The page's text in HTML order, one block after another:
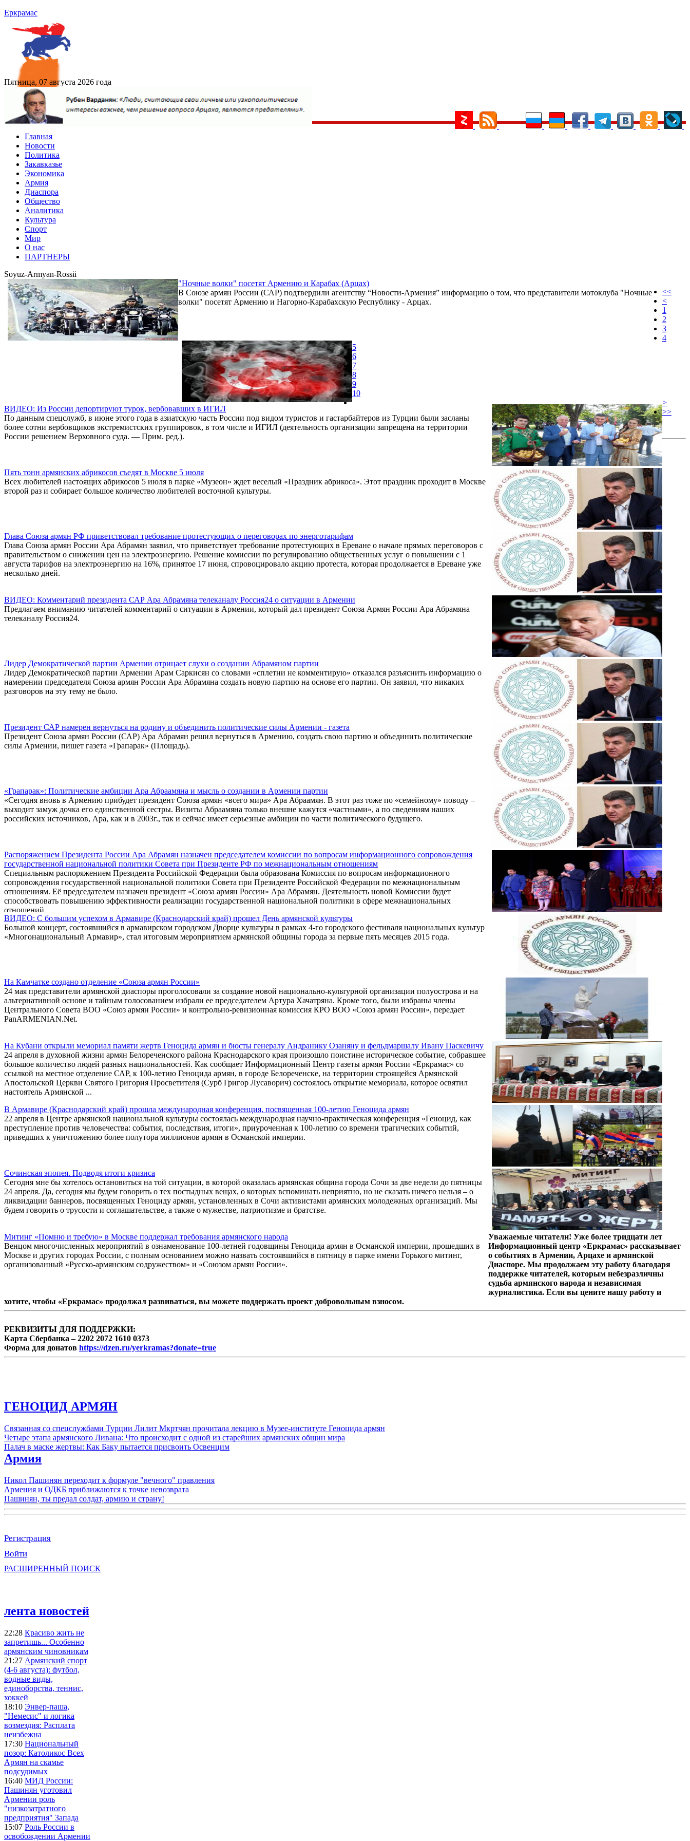
Еркрамас
Пятница, 07 августа 2026 года
Главная
Новости
Политика
Закавказье
Экономика
Армия
Диаспора
Общество
Аналитика
Культура
Спорт
Мир
О нас
ПАРТНЕРЫ
Soyuz-Armyan-Rossii
"Ночные волки" посетят Армению и Карабах (Арцах)
В Союзе армян России (САР) подтвердили агентству “Новости-Армения” информацию о том, что представители мотоклуба "Ночные
волки" посетят Армению и Нагорно-Карабахскую Республику - Арцах.
ВИДЕО: Из России депортируют турок, вербовавших в ИГИЛ
По данным спецслужб, в июне этого года в азиатскую часть России под видом туристов и гастарбайтеров из Турции были засланы
более сотни вербовщиков экстремистских группировок, в том числе и ИГИЛ (деятельность организации запрещена на территории
России решением Верховного суда. — Прим. ред.).
Пять тонн армянских абрикосов съедят в Москве 5 июля
Всех любителей настоящих абрикосов 5 июля в парке «Музеон» ждет веселый «Праздник абрикоса». Этот праздник проходит в Москве
второй раз и собирает большое количество любителей восточной культуры.
Глава Союза армян РФ приветствовал требование протестующих о переговорах по энерготарифам
Глава Союза армян России Ара Абрамян заявил, что приветствует требование протестующих в Ереване о начале прямых переговоров с
правительством о снижении цен на электроэнергию. Решение комиссии по регулированию общественных услуг о повышении с 1
августа тарифов на электроэнергию на 16%, принятое 17 июня, спровоцировало акцию протеста, которая продолжается в Ереване уже
несколько дней.
ВИДЕО: Комментарий президента САР Ара Абрамяна телеканалу Россия24 о ситуации в Армении
Предлагаем вниманию читателей комментарий о ситуации в Армении, который дал президент Союза Армян России Ара Абрамяна
телеканалу Россия24.
Лидер Демократической партии Армении отрицает слухи о создании Абрамяном партии
Лидер Демократической партии Армении Арам Саркисян со словами «сплетни не комментирую» отказался разъяснить информацию о
намерении председателя Союза армян России Ара Абрамяна создать новую партию на основе его партии. Он заявил, что никаких
разговоров на эту тему не было.
Президент САР намерен вернуться на родину и объединить политические силы Армении - газета
Президент Союза армян России (САР) Ара Абрамян решил вернуться в Армению, создать свою партию и объединить политические
силы Армении, пишет газета «Грапарак» (Площадь).
«Грапарак»: Политические амбиции Ара Абраамяна и мысль о создании в Армении партии
«Сегодня вновь в Армению прибудет президент Союза армян «всего мира» Ара Абраамян. В этот раз тоже по «семейному» поводу –
выходит замуж дочка его единственной сестры. Визиты Абраамяна только внешне кажутся «частными», а по сведениям наших
российских источников, Ара, как и в 2003г., так и сейчас имеет серьезные амбиции по части политического будущего.
Распоряжением Президента России Ара Абрамян назначен председателем комиссии по вопросам информационного сопровождения
государственной национальной политики Совета при Президенте РФ по межнациональным отношениям
Специальным распоряжением Президента Российской Федерации была образована Комиссия по вопросам информационного
сопровождения государственной национальной политики Совета при Президенте Российской Федерации по межнациональным
отношениям. Её председателем назначен президент «Союза армян России» Ара Абрамян. Деятельность новой Комиссии будет
способствовать повышению эффективности реализации государственной национальной политики в сфере межнациональных
отношений.
ВИДЕО: С большим успехом в Армавире (Краснодарский край) прошел День армянской культуры
Большой концерт, состоявшийся в армавирском городском Дворце культуры в рамках 4-го городского фестиваля национальных культур
«Многонациональный Армавир», стал итоговым мероприятием армянской общины города за первые пять месяцев 2015 года.
На Камчатке создано отделение «Союза армян России»
24 мая представители армянской диаспоры проголосовали за создание новой национально-культурной организации полуострова и на
альтернативной основе и тайным голосованием избрали ее председателем Артура Хачатряна. Кроме того, были избраны члены
Центрального Совета ВОО «Союз армян России» и контрольно-ревизионная комиссия КРО ВОО «Союз армян России», передает
PanARMENIAN.Net.
На Кубани открыли мемориал памяти жертв Геноцида армян и бюсты генералу Андранику Озаняну и фельдмаршалу Ивану Паскевичу
24 апреля в духовной жизни армян Белореченского района Краснодарского края произошло поистине историческое событие, собравшее
большое количество людей разных национальностей. Как сообщает Информационный Центр газеты армян России «Еркрамас» со
ссылкой на местное отделение САР, к 100-летию Геноцида армян, в городе Белореченске, на территории строящейся Армянской
Апостольской Церкви Святого Григория Просветителя (Сурб Григор Лусаворич) состоялось открытие мемориала, которое освятил
настоятель Армянской ...
В Армавире (Краснодарский край) прошла международная конференция, посвященная 100-летию Геноцида армян
22 апреля в Центре армянской национальной культуры состоялась международная научно-практическая конференция «Геноцид, как
преступление против человечества: события, последствия, итоги», приуроченная к 100-летию со времени трагических событий,
приведших к уничтожению более полутора миллионов армян в Османской империи.
Сочинская эпопея. Подводя итоги кризиса
Сегодня мне бы хотелось остановиться на той ситуации, в которой оказалась армянская община города Сочи за две недели до пятницы
24 апреля. Да, сегодня мы будем говорить о тех постыдных вещах, о которых вспоминать неприятно, но не сказать ничего нельзя – о
ликвидации баннеров, посвященных Геноциду армян, установленных в Сочи активистами армянских молодежных организаций. Мы
будем говорить о трусости и соглашательстве, а также о мужестве, патриотизме и братстве.
Митинг «Помню и требую» в Москве поддержал требования армянского народа
Венцом многочисленных мероприятий в ознаменование 100-летней годовщины Геноцида армян в Османской империи, прошедших в
Москве и других городах России, с полным основанием можно назвать состоявшийся в пятницу в парке имени Горького митинг,
организованный «Русско-армянским содружеством» и «Союзом армян России».
<<
<
1
2
3
4
5
6
7
8
9
10
>
>>
Уважаемые читатели! Уже более тридцати лет
Информационный центр «Еркрамас» рассказывает
о событиях в Армении, Арцахе и армянской
Диаспоре. Мы продолжаем эту работу благодаря
поддержке читателей, которым небезразличны
судьба армянского народа и независимая
журналистика. Если вы цените нашу работу и
хотите, чтобы «Еркрамас» продолжал развиваться, вы можете поддержать проект добровольным взносом.
РЕКВИЗИТЫ ДЛЯ ПОДДЕРЖКИ:
Карта Сбербанка – 2202 2072 1610 0373
Форма для донатов https://dzen.ru/yerkramas?donate=true
ГЕНОЦИД АРМЯН
Связанная со спецслужбами Турции Лилит Мкртчян прочитала лекцию в Музее-институте Геноцида армян
Четыре этапа армянского Ливана: Что происходит с одной из старейших армянских общин мира
Палач в маске жертвы: Как Баку пытается присвоить Освенцим
Армия
Никол Пашинян переходит к формуле "вечного" правления
Армения и ОДКБ приближаются к точке невозврата
Пашинян, ты предал солдат, армию и страну!
Регистрация
Войти
РАСШИРЕННЫЙ ПОИСК
лента новостей
22:28 Красиво жить не
запретишь... Особенно
армянским чиновникам
21:27 Армянский спорт
(4-6 августа): футбол,
водные виды,
единоборства, теннис,
хоккей
18:10 Энвер-паша,
"Немесис" и логика
возмездия: Расплата
неизбежна
17:30 Национальный
позор: Католикос Всех
Армян на скамье
подсудимых
16:40 МИД России:
Пашинян уготовил
Армении роль
"низкозатратного
предприятия" Запада
15:07 Роль России в
освобождении Армении